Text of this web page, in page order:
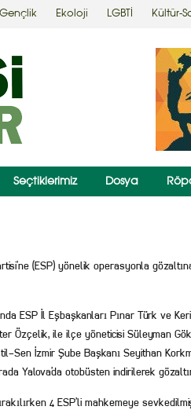
Gençlik Ekoloji LGBTİ Kültür-
Seçtiklerimiz Dosya
(ESP) yönelik operasyonla
ESP İl Eşbaşkanları Pınar Türk ve
Özçelik, ile ilçe yöneticisi Süleyman
Sen İzmir Şube Başkanı Seyithan
Yalova’da otobüsten indirilerek
4 ESP’li mahkemeye